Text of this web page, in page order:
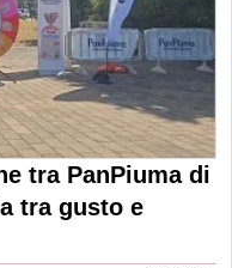
tra PanPiuma di
tra gusto e